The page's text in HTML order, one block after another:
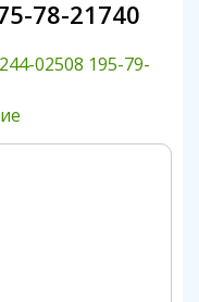
78-21740